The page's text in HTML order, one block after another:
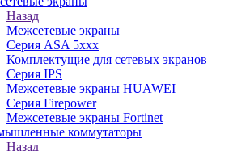
Назад
Межсетевые экраны
Серия ASA 5xxx
Комплектущие для сетевых экранов
Серия IPS
Межсетевые экраны HUAWEI
Серия Firepower
Межсетевые экраны Fortinet
коммутаторы
Назад